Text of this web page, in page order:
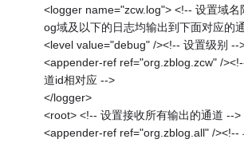
<logger name="zcw.log"> <!-- 设置域名
og域及以下的日志均输出到下面对应的
<level value="debug" /><!-- 设置级别 --
<appender-ref ref="org.zblog.zcw" /
道id相对应 -->
</logger>
<root> <!-- 设置接收所有输出的通道 -->
<appender-ref ref="org.zblog.all" /><!--